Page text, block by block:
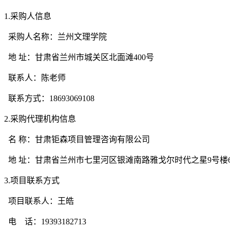
1.采购人信息
采购人名称：兰州文理学院
地 址：甘肃省兰州市城关区北面滩400号
联系人：陈老师
联系方式： 18693069108
2.采购代理机构信息
名 称：甘肃钜森项目管理咨询有限公司
地 址：甘肃省兰州市七里河区银滩南路雅戈尔时代之星9号楼
3.项目联系方式
项目联系人：王皓
电 话： 19393182713